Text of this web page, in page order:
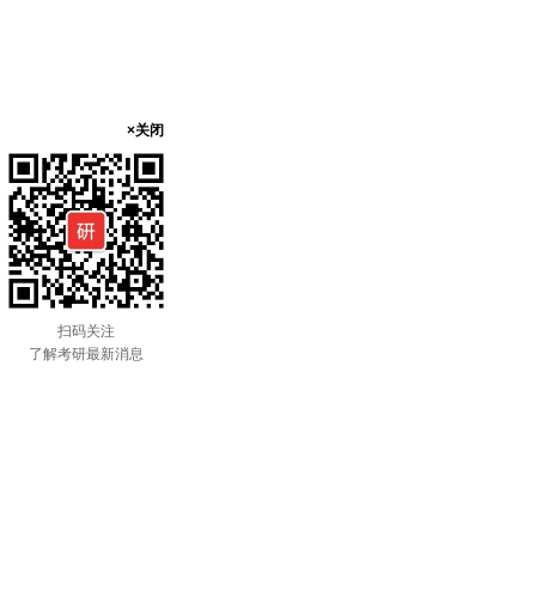
×关闭
扫码关注
了解考研最新消息